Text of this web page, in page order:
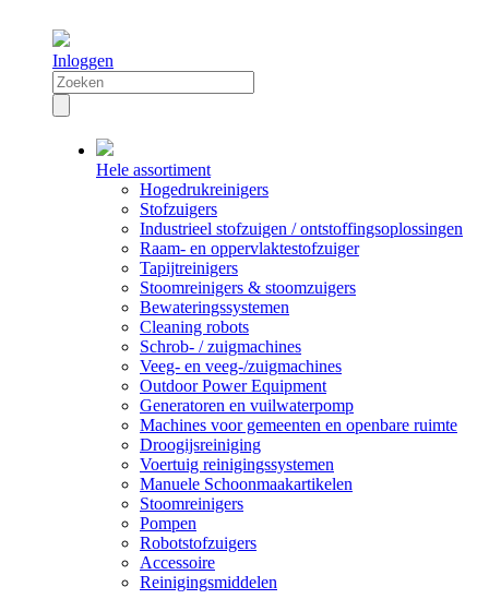
Inloggen
Hele assortiment
Hogedrukreinigers
Stofzuigers
Industrieel stofzuigen / ontstoffingsoplossingen
Raam- en oppervlaktestofzuiger
Tapijtreinigers
Stoomreinigers & stoomzuigers
Bewateringssystemen
Cleaning robots
Schrob- / zuigmachines
Veeg- en veeg-/zuigmachines
Outdoor Power Equipment
Generatoren en vuilwaterpomp
Machines voor gemeenten en openbare ruimte
Droogijsreiniging
Voertuig reinigingssystemen
Manuele Schoonmaakartikelen
Stoomreinigers
Pompen
Robotstofzuigers
Accessoire
Reinigingsmiddelen